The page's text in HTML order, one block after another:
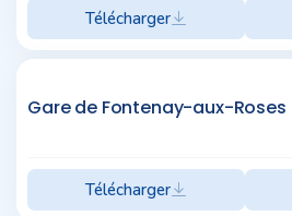
Télécharger
Gare de Fontenay-aux-Roses
Télécharger